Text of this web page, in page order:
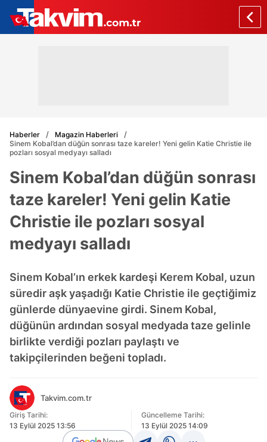
Haberler
Magazin Haberleri
Sinem Kobal’dan düğün sonrası taze kareler! Yeni gelin Katie Christie ile
pozları sosyal medyayı salladı
Sinem Kobal’dan düğün sonrası
taze kareler! Yeni gelin Katie
Christie ile pozları sosyal
medyayı salladı
Sinem Kobal’ın erkek kardeşi Kerem Kobal, uzun
süredir aşk yaşadığı Katie Christie ile geçtiğimiz
günlerde dünyaevine girdi. Sinem Kobal,
düğünün ardından sosyal medyada taze gelinle
birlikte verdiği pozları paylaştı ve
takipçilerinden beğeni topladı.
Takvim.com.tr
Giriş Tarihi:
13 Eylül 2025 13:56
Güncelleme Tarihi:
13 Eylül 2025 14:09